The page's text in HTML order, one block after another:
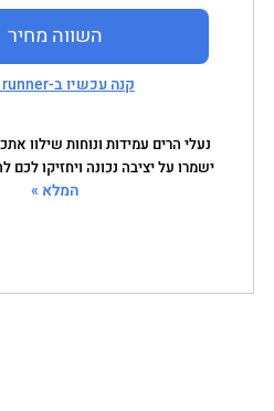
השווה מחיר
קנה עכשיו ב-pro runner
נעלי הרים עמידות ונוחות שילוו
ישמרו על יציבה נכונה ויחזיקו לכם
המלא »